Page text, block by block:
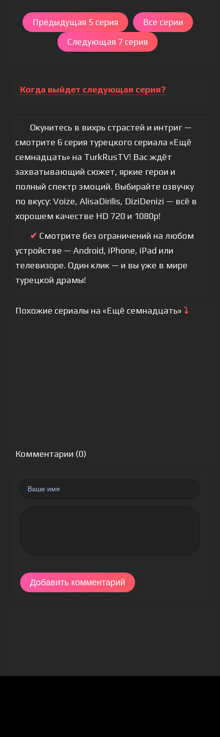
Предыдущая 5 серия
Все серии
Следующая 7 серия
Когда выйдет следующая серия?
Окунитесь в вихрь страстей и интриг —
смотрите 6 серия турецкого сериала «Ещё
семнадцать» на TurkRusTV! Вас ждёт
захватывающий сюжет, яркие герои и
полный спектр эмоций. Выбирайте озвучку
по вкусу: Voize, AlisaDirilis, DiziDenizi — всё в
хорошем качестве HD 720 и 1080p!
✔ Смотрите без ограничений на любом
устройстве — Android, iPhone, iPad или
телевизоре. Один клик — и вы уже в мире
турецкой драмы!
Похожие сериалы на «Ещё семнадцать» ⤵
Комментарии (0)
Добавить комментарий